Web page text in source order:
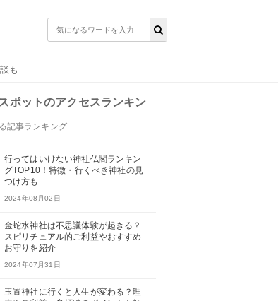
も
ポットのアクセスランキン
記事ランキング
行ってはいけない神社仏閣ランキン
グTOP10！特徴・行くべき神社の見
つけ方も
2024年08月02日
金蛇水神社は不思議体験が起きる？
スピリチュアル的ご利益やおすすめ
お守りを紹介
2024年07月31日
玉置神社に行くと人生が変わる？理